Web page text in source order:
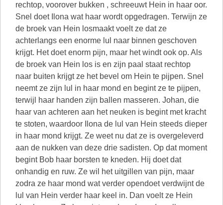
rechtop, voorover bukken , schreeuwt Hein in haar oor.
Snel doet Ilona wat haar wordt opgedragen. Terwijn ze
de broek van Hein losmaakt voelt ze dat ze
achterlangs een enorme lul naar binnen geschoven
krijgt. Het doet enorm pijn, maar het windt ook op. Als
de broek van Hein los is en zijn paal staat rechtop
naar buiten krijgt ze het bevel om Hein te pijpen. Snel
neemt ze zijn lul in haar mond en begint ze te pijpen,
terwijl haar handen zijn ballen masseren. Johan, die
haar van achteren aan het neuken is begint met kracht
te stoten, waardoor Ilona de lul van Hein steeds dieper
in haar mond krijgt. Ze weet nu dat ze is overgeleverd
aan de nukken van deze drie sadisten. Op dat moment
begint Bob haar borsten te kneden. Hij doet dat
onhandig en ruw. Ze wil het uitgillen van pijn, maar
zodra ze haar mond wat verder opendoet verdwijnt de
lul van Hein verder haar keel in. Dan voelt ze Hein